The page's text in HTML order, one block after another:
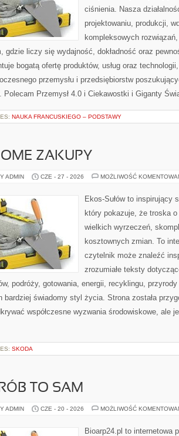
ciśnienia. Nasza
projektowaniu, produkcji,
kompleksowych
gdzie liczy się wydajność, dokładność oraz
bogatą ofertę produktów, usług oraz
przemysłu i przedsiębiorstw
Polecam Przemysł 4.0 i Ciekawostki i Giganty
NAUKA FRANCUSKIEGO – PODSTAWY
ZAKUPY
ADMIN CZE - 27 - 2026 MOŻLIWOŚĆ
Ekos-Sułów to inspirujący
który pokazuje, że troska
wielkich wyrzeczeń,
kosztownych zmian. To
czytelnik może znaleźć
zrozumiałe teksty
podróży, gotowania, energii, recyklingu,
bardziej świadomy styl życia. Strona została
współczesne wyzwania środowiskowe, ale
SKODA
TO SAM
ADMIN CZE - 20 - 2026 MOŻLIWOŚĆ
Bioarp24.pl to internetowa